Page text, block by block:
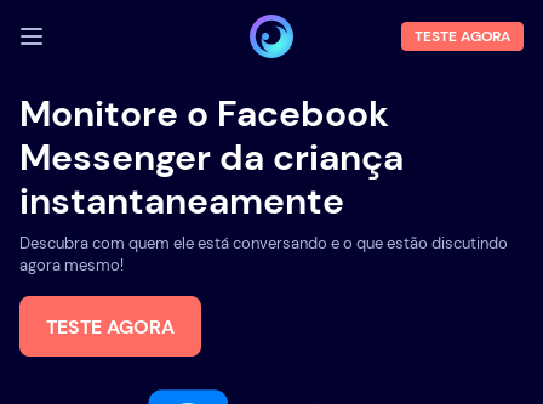
FAZER LOGIN
Demo
Funções
Sobre Nós
Blog
TESTE AGORA
Monitore o Facebook
Messenger da criança
instantaneamente
Descubra com quem ele está conversando e o que estão discutindo
agora mesmo!
TESTE AGORA